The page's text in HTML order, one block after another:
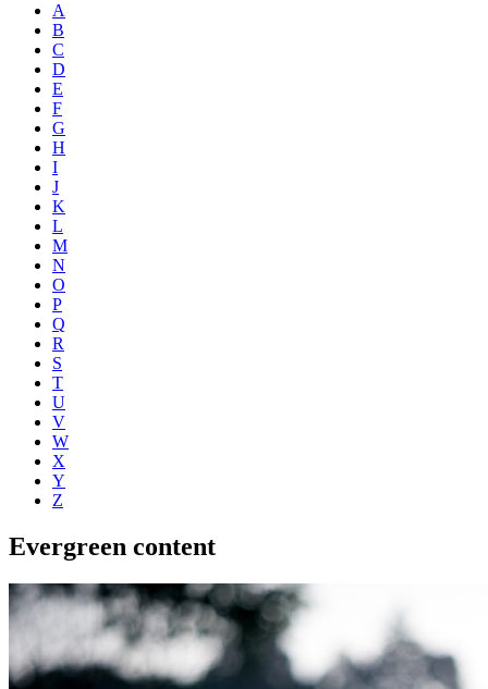
A
B
C
D
E
F
G
H
I
J
K
L
M
N
O
P
Q
R
S
T
U
V
W
X
Y
Z
Evergreen content